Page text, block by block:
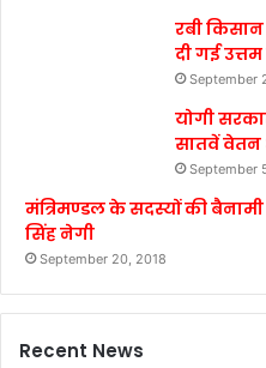
रबी
दी गई
September
योगी
सातवें वेतन
September
मंत्रिमण्डल के सदस्यों की बैनामी
सिंह नेगी
September 20, 2018
Recent News